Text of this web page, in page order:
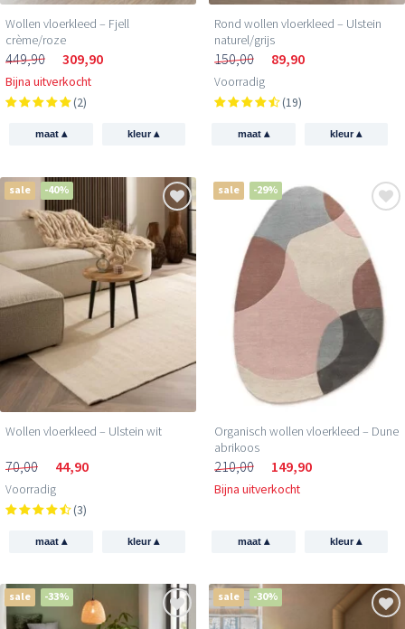
Wollen vloerkleed – Fjell
crème/roze
449,90 309,90
Bijna uitverkocht
(2)
maat ▴ kleur▴
Rond wollen vloerkleed – Ulstein
naturel/grijs
150,00 89,90
Voorradig
(19)
maat ▴ kleur▴
sale -40%
Wollen vloerkleed – Ulstein wit
70,00 44,90
Voorradig
(3)
maat ▴ kleur▴
sale -29%
Organisch wollen vloerkleed – Dune
abrikoos
210,00 149,90
Bijna uitverkocht
maat ▴ kleur▴
sale -33% sale -30%